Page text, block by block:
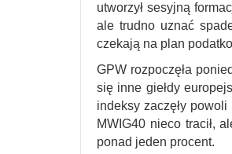
utworzył sesyjną
ale trudno uznać
czekają na plan
GPW rozpoczęła
się inne giełdy
indeksy zaczęły
MWIG40 nieco tracił,
ponad jeden procent.